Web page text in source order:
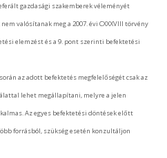
gazdasági szakemberek véleményét
valósítanak meg a 2007. évi CXXXVIII törvény
elemzést és a 9. pont szerinti befektetési
az adott befektetés megfelelőségét csak az
lehet megállapítani, melyre a jelen
Az egyes befektetési döntések előtt
forrásból, szükség esetén konzultáljon